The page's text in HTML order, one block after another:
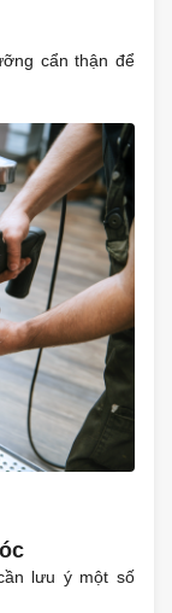
cẩn thận để
lưu ý một số